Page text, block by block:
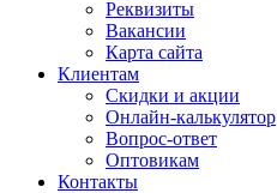
Реквизиты
Вакансии
Карта сайта
Клиентам
Скидки и акции
Онлайн-калькулятор
Вопрос-ответ
Оптовикам
Контакты